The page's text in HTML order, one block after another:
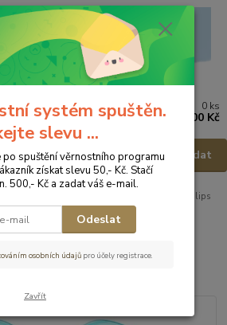
Hledat
0 ks
0,00 Kč
Philips
Šidítko Fashion -
systém spuštěn.
slevu ...
spuštění věrnostního programu
získat slevu 50,- Kč. Stačí
500,- Kč a zadat váš e-mail.
Odeslat
osobních údajů pro účely registrace.
Zavřít